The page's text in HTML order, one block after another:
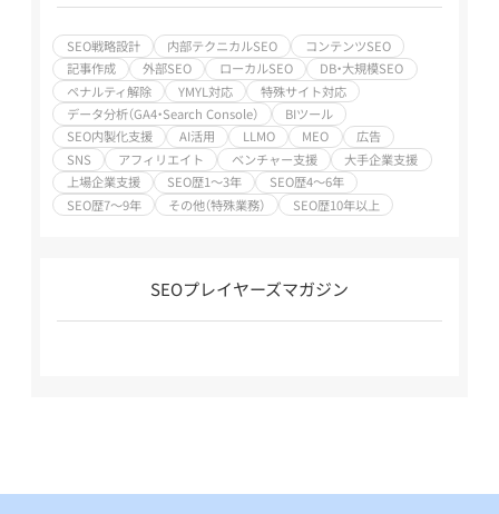
SEO戦略設計 内部テクニカルSEO
コンテンツSEO
記事作成
外部SEO ローカルSEO
DB・大規模SEO
ペナルティ解除
YMYL対応
特殊サイト対応
データ分析（GA4・Search Console）
BIツール
SEO内製化支援
AI活用 LLMO MEO
広告
SNS
アフィリエイト ベンチャー支援
大手企業支援
上場企業支援
SEO歴1～3年
SEO歴4～6年
SEO歴7～9年
その他（特殊業務） SEO歴10年以上
SEOプレイヤーズマガジン